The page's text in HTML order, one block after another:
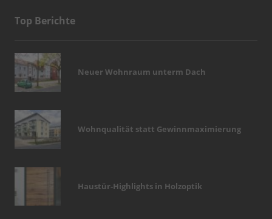
Top Berichte
Neuer Wohnraum unterm Dach
Wohnqualität statt Gewinnmaximierung
Haustür-Highlights in Holzoptik